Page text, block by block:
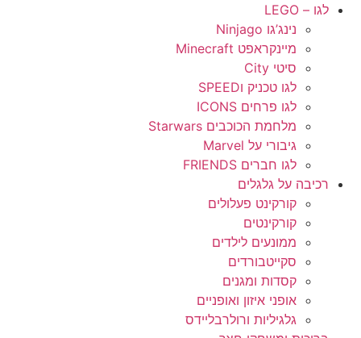
לגו – LEGO
נינג’גו Ninjago
מיינקראפט Minecraft
סיטי City
לגו טכניק וSPEED
לגו פרחים ICONS
מלחמת הכוכבים Starwars
גיבורי על Marvel
לגו חברים FRIENDS
רכיבה על גלגלים
קורקינט פעלולים
קורקינטים
ממונעים לילדים
סקייטבורדים
קסדות ומגנים
אופני איזון ואופניים
גלגיליות ורולרבליידס